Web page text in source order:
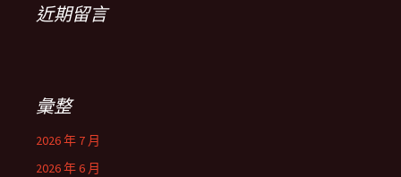
近期留言
彙整
2026 年 7 月
2026 年 6 月